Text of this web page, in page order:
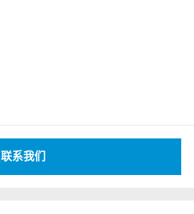
联系我们